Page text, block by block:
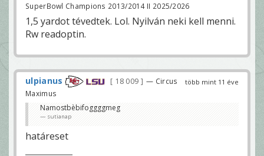
SuperBowl Champions 2013/2014 II 2025/2026
1,5 yardot tévedtek. Lol. Nyilván neki kell menni.
Rw readoptin.
több mint 11 éve
ulpianus 18 009
— Circus
Maximus
Namostbèbifoggggmeg
sutianap
határeset